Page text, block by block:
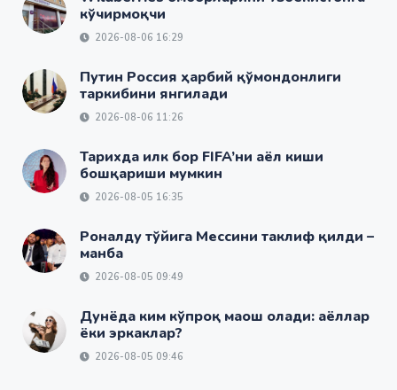
кўчирмоқчи
2026-08-06 16:29
Путин Россия ҳарбий қўмондонлиги
таркибини янгилади
2026-08-06 11:26
Тарихда илк бор FIFA’ни аёл киши
бошқариши мумкин
2026-08-05 16:35
Роналду тўйига Мессини таклиф қилди –
манба
2026-08-05 09:49
Дунёда ким кўпроқ маош олади: аёллар
ёки эркаклар?
2026-08-05 09:46